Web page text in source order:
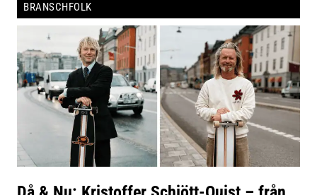
BRANSCHFOLK